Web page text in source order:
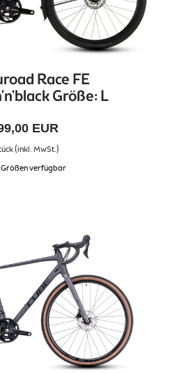
Race FE
Größe: L
EUR
(inkl. MwSt.)
verfügbar